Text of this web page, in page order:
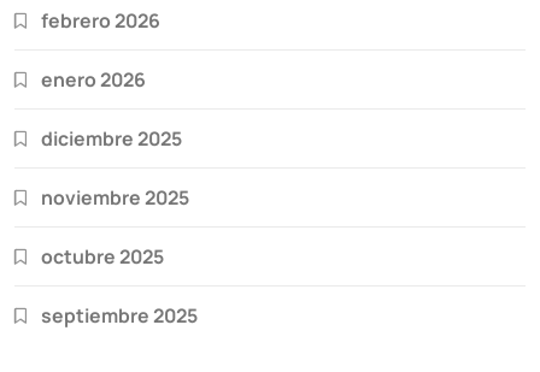
febrero 2026
enero 2026
diciembre 2025
noviembre 2025
octubre 2025
septiembre 2025